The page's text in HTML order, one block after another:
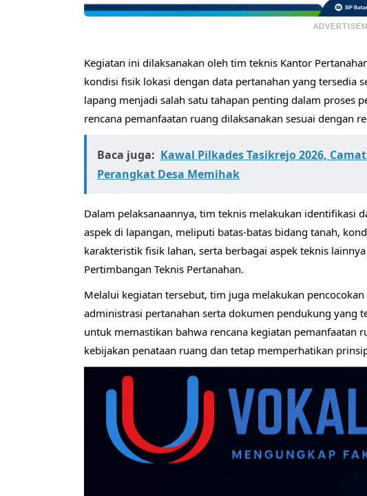
Kegiatan ini dilaksanakan oleh tim teknis Kantor
kondisi fisik lokasi dengan data pertanahan yang tersedia
lapang menjadi salah satu tahapan penting dalam proses
rencana pemanfaatan ruang dilaksanakan sesuai dengan
Baca juga: Kawal Pilkades Tasikrejo 2026,
Perangkat Desa Memihak
Dalam pelaksanaannya, tim teknis melakukan identifikasi
aspek di lapangan, meliputi batas-batas bidang tanah,
karakteristik fisik lahan, serta berbagai aspek teknis
Pertimbangan Teknis Pertanahan.
Melalui kegiatan tersebut, tim juga melakukan
administrasi pertanahan serta dokumen pendukung yang
untuk memastikan bahwa rencana kegiatan pemanfaatan
kebijakan penataan ruang dan tetap memperhatikan